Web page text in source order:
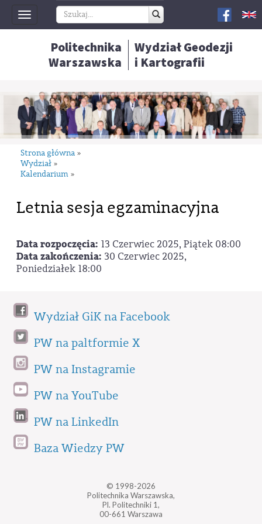
Toggle
navigation
Politechnika
Warszawska
Wydział Geodezji
i Kartografii
Strona główna »
Wydział »
Kalendarium »
Letnia sesja egzaminacyjna
Data rozpoczęcia: 13 Czerwiec 2025, Piątek 08:00
Data zakończenia: 30 Czerwiec 2025,
Poniedziałek 18:00
Wydział GiK na Facebook
PW na paltformie X
PW na Instagramie
PW na YouTube
PW na LinkedIn
Baza Wiedzy PW
© 1998-2026
Politechnika Warszawska,
Pl. Politechniki 1,
00-661 Warszawa